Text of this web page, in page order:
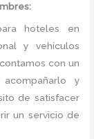
hoteles en
y vehículos
con un
y
de satisfacer
un servicio de